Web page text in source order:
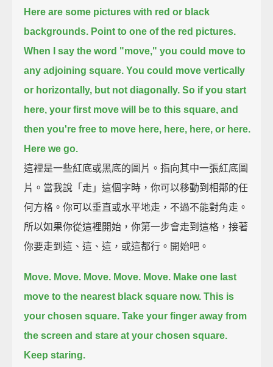
Here are some pictures with red or black
backgrounds. Point to one of the red pictures.
When I say the word "move," you could move to
any adjoining square. You could move vertically
or horizontally, but not diagonally. So if you start
here, your first move will be to this square, and
then you're free to move here, here, here, or here.
Here we go.
這裡是一些紅底或黑底的圖片。指向其中一張紅底圖
片。當我說「走」這個字時，你可以移動到相鄰的任
何方格。你可以垂直或水平地走，不過不能對角走。
所以如果你從這裡開始，你第一步會走到這格，接著
你要走到這、這、這，或這都行。開始吧。
Move. Move. Move. Move. Move. Make one last
move to the nearest black square now. This is
your chosen square. Take your finger away from
the screen and stare at your chosen square.
Keep staring.